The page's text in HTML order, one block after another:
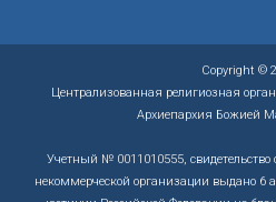
Copyright ©
Централизованная религиозная
Архиепархия Божией
Учетный № 0011010555, свидетельство
некоммерческой организации выдано 6